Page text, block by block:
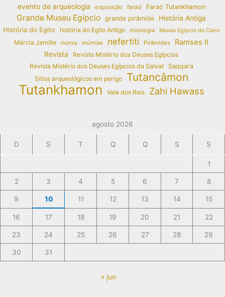
evento de arqueologia exposição faraó Faraó Tutankhamon
Grande Museu Egípcio grande pirâmide
História Antiga
História do Egito
história do Egito Antigo mitologia Museu Egípcio do Cairo
Márcia Jamille múmia múmias nefertiti Pirâmides Ramses II
Revista
Revista Mistério dos Deuses Egípcios
Revista Mistério dos Deuses Egípcios da Salvat
Saqqara
Sítios arqueológicos em perigo
Tutancâmon
Tutankhamon Vale dos Reis Zahi Hawass
agosto 2026
D S T Q Q S S
1
2 3 4 5 6 7 8
9 10 11 12 13 14 15
16 17 18 19 20 21 22
23 24 25 26 27 28 29
30 31
« jun